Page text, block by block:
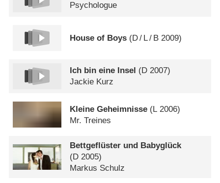
Psychologue
House of Boys (D/ L/ B 2009)
Ich bin eine Insel (D 2007)
Jackie Kurz
Kleine Geheimnisse (L 2006)
Mr. Treines
Bettgeflüster und Babyglück
(D 2005)
Markus Schulz